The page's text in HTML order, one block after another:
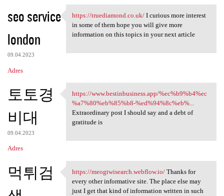
seo service
london
09.04.2023
Adres
https://truediamond.co.uk/ I
https://truediamond.co.uk/I curious more interest
in some of them hope you will give more
information on this topics in your next article
토토경
비대
09.04.2023
Adres
https://www.bestinbusiness
https://www.bestinbusiness.app/%ec%b9%b4%ec
%a7%80%eb%85%b8-%ed%94%8c%eb%...
Extraordinary post I should say and a debt of
gratitude is
먹튀검
https://meogtwisearch.webflow
https://meogtwisearch.webflow.io/Thanks for
every other informative site. The place else may
just I get that kind of information written in such